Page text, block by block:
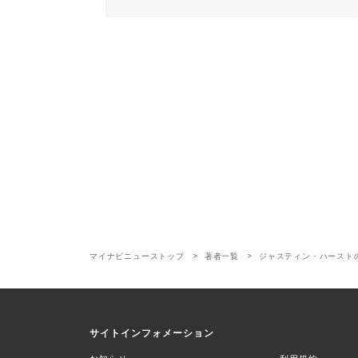
マイナビニューストップ 著者一覧 ジャスティン・ハースト
サイトインフォメーション